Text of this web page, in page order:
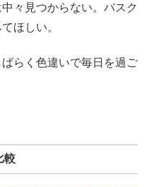
々見つからない。 バスク
ほしい。
ばらく色違いで毎日を過ご
較